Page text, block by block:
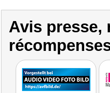
Avis presse,